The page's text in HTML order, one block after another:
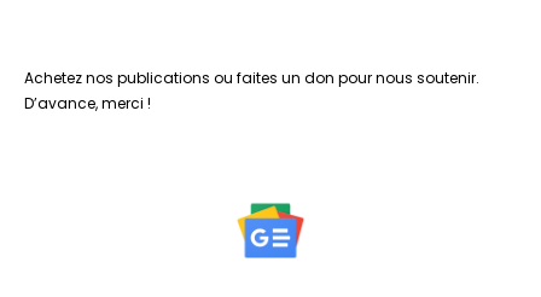
Achetez nos publications ou faites un don pour nous soutenir.
D’avance, merci !